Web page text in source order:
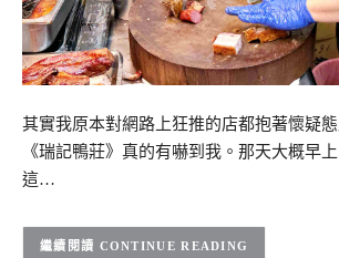
其實我原本對網路上狂推的店都抱著懷疑
《瑞記鴨莊》真的有嚇到我。那天大概早
這…
CONTINUE READING